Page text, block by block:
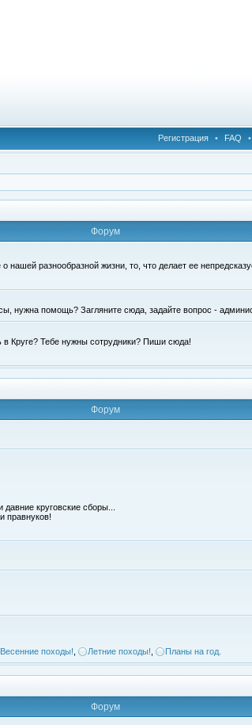
Регистрация • FAQ •
Форум
разнообразной жизни, то, что делает ее
нужна помощь? Загляните сюда, задайте вопрос -
в Круге? Тебе нужны сотрудники? Пиши сюда!
Форум
круговские сборы...
правнуков!
Весенние походы! Летние походы! Планы на год.
Форум